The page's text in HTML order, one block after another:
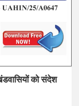
को संदेश